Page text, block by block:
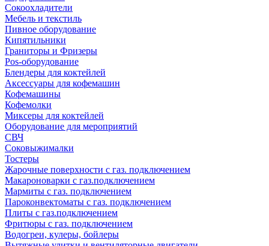
Сокоохладители
Мебель и текстиль
Пивное оборудование
Кипятильники
Граниторы и Фризеры
Pos-оборудование
Блендеры для коктейлей
Аксессуары для кофемашин
Кофемашины
Кофемолки
Миксеры для коктейлей
Оборудование для мероприятий
СВЧ
Соковыжималки
Тостеры
Жарочные поверхности с газ. подключением
Макароноварки с газ.подключением
Мармиты с газ. подключением
Пароконвектоматы с газ. подключением
Плиты с газ.подключением
Фритюры с газ. подключением
Водогреи, кулеры, бойлеры